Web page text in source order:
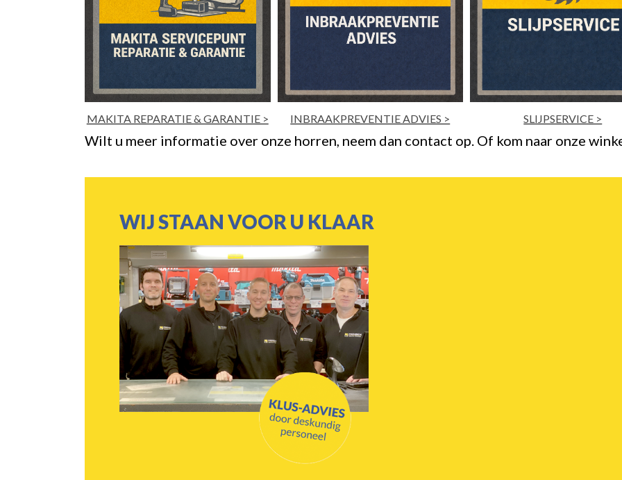
INBRAAKPREVENTIE ADVIES > SLIJPSERVICE > SLOTEN- &
Wilt u meer informatie over onze horren, neem dan contact op. Of kom naar onze
WIJ STAAN VOOR U KLAAR